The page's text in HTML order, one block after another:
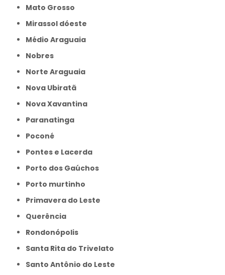
Mato Grosso
Mirassol dóeste
Médio Araguaia
Nobres
Norte Araguaia
Nova Ubiratã
Nova Xavantina
Paranatinga
Poconé
Pontes e Lacerda
Porto dos Gaúchos
Porto murtinho
Primavera do Leste
Querência
Rondonópolis
Santa Rita do Trivelato
Santo Antônio do Leste